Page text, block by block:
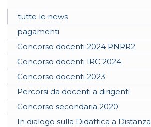
tutte le news
pagamenti
Concorso docenti 2024 PNRR2
Concorso docenti IRC 2024
Concorso docenti 2023
Percorsi da docenti a dirigenti
Concorso secondaria 2020
In dialogo sulla Didattica a Distanza